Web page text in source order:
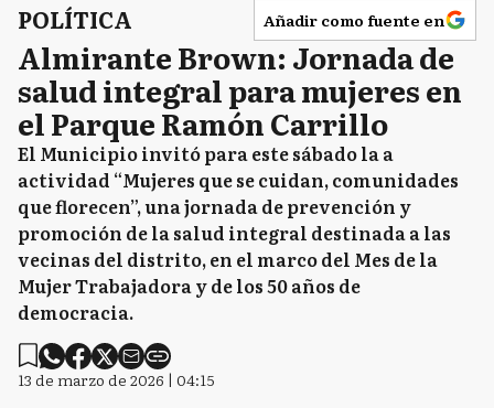
POLÍTICA Añadir como fuente en
Almirante Brown: Jornada de
salud integral para mujeres en
el Parque Ramón Carrillo
El Municipio invitó para este sábado la a
actividad “Mujeres que se cuidan, comunidades
que florecen”, una jornada de prevención y
promoción de la salud integral destinada a las
vecinas del distrito, en el marco del Mes de la
Mujer Trabajadora y de los 50 años de
democracia.
13 de marzo de 2026 | 04:15